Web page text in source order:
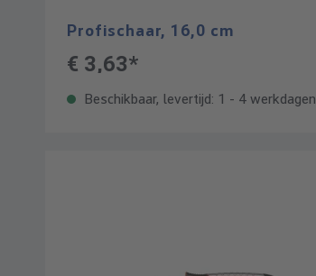
Profischaar, 16,0 cm
€ 3,63*
Beschikbaar, levertijd: 1 - 4 werkdagen